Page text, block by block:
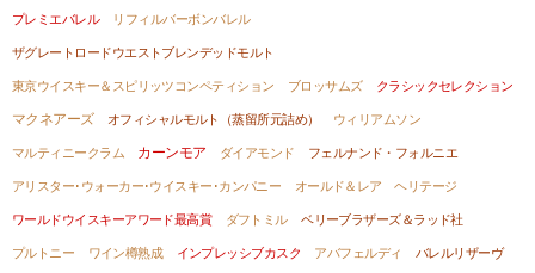
プレミエバレル
リフィルバーボンバレル
ザグレートロードウエストブレンデッドモルト
東京ウイスキー＆スピリッツコンペティション
ブロッサムズ
クラシックセレクション
マクネアーズ
オフィシャルモルト（蒸留所元詰め）
ウィリアムソン
マルティニークラム
カーンモア ダイアモンド
フェルナンド・フォルニエ
アリスター･ウォーカー･ウイスキー･カンパニー
オールド＆レア ヘリテージ
ワールドウイスキーアワード最高賞
ダフトミル
ベリーブラザーズ＆ラッド社
プルトニー
ワイン樽熟成 インプレッシブカスク アバフェルディ
バレルリザーヴ